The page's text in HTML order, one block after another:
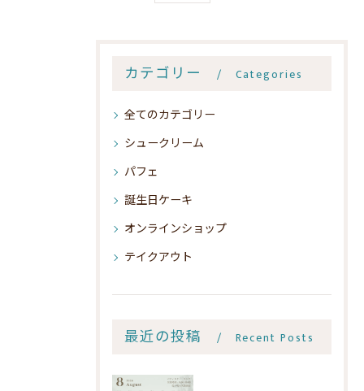
カテゴリー Categories
全てのカテゴリー
シュークリーム
パフェ
誕生日ケーキ
オンラインショップ
テイクアウト
最近の投稿 Recent Posts